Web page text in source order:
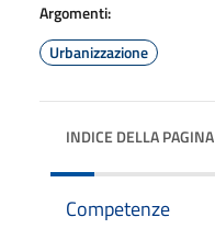
Argomenti:
Urbanizzazione
INDICE DELLA PAGINA
Competenze